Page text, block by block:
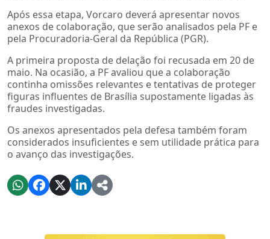
Após essa etapa, Vorcaro deverá apresentar novos
anexos de colaboração, que serão analisados pela PF e
pela Procuradoria-Geral da República (PGR).
A primeira proposta de delação foi recusada em 20 de
maio. Na ocasião, a PF avaliou que a colaboração
continha omissões relevantes e tentativas de proteger
figuras influentes de Brasília supostamente ligadas às
fraudes investigadas.
Os anexos apresentados pela defesa também foram
considerados insuficientes e sem utilidade prática para
o avanço das investigações.